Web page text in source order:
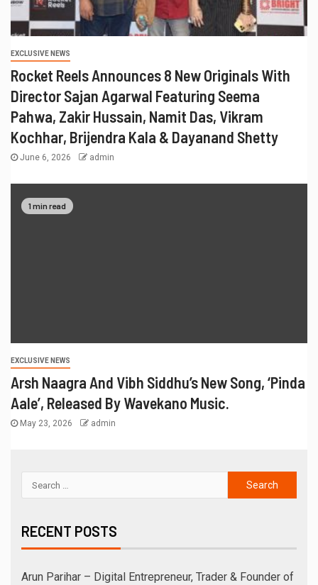
EXCLUSIVE NEWS
Rocket Reels Announces 8 New Originals With
Director Sajan Agarwal Featuring Seema
Pahwa, Zakir Hussain, Namit Das, Vikram
Kochhar, Brijendra Kala & Dayanand Shetty
June 6, 2026 admin
1 min read
EXCLUSIVE NEWS
Arsh Naagra And Vibh Siddhu’s New Song, ‘Pinda
Aale’, Released By Wavekano Music.
May 23, 2026 admin
RECENT POSTS
Arun Parihar – Digital Entrepreneur, Trader & Founder of